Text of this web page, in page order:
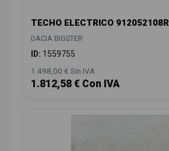
TECHO ELECTRICO 912052108R
DACIA BIGSTER
ID: 1559755
1.498,00 € Sin IVA
1.812,58 € Con IVA